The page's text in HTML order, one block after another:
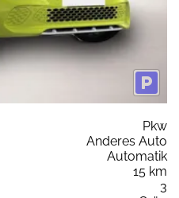
Pkw
Anderes Auto
Automatik
15 km
3